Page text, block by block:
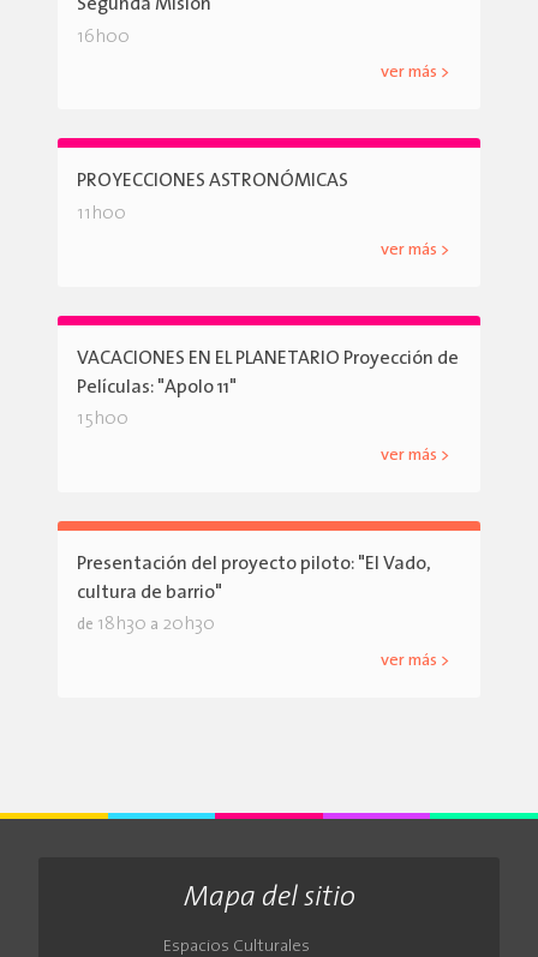
Segunda Misión
16h00
ver más >
PROYECCIONES ASTRONÓMICAS
11h00
ver más >
VACACIONES EN EL PLANETARIO Proyección de
Películas: "Apolo 11"
15h00
ver más >
Presentación del proyecto piloto: "El Vado,
cultura de barrio"
de 18h30 a 20h30
ver más >
Mapa del sitio
Espacios Culturales